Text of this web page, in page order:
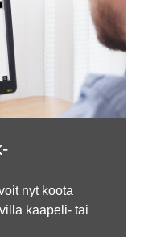
nyt koota
kaapeli- tai